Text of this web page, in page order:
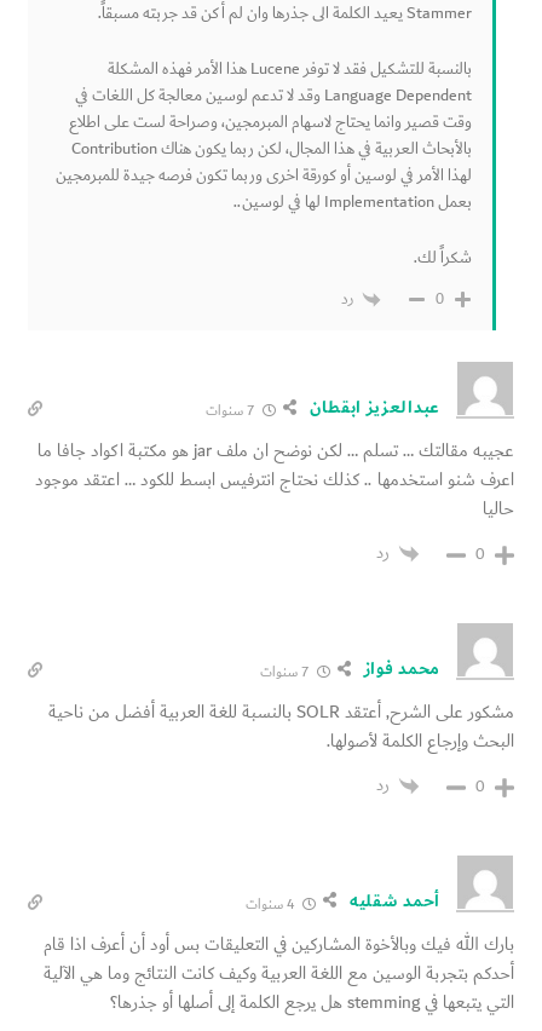
Stammer يعيد الكلمة الى جذرها وان لم أكن قد جربته مسبقاً.
بالنسبة للتشكيل فقد لا توفر Lucene هذا الأمر فهذه المشكلة
Language Dependent وقد لا تدعم لوسين معالجة كل اللغات في
وقت قصير وانما يحتاج لاسهام المبرمجين، وصراحة لست على اطلاع
بالأبحاث العربية في هذا المجال، لكن ربما يكون هناك Contribution
لهذا الأمر في لوسين أو كورقة اخرى وربما تكون فرصه جيدة للمبرمجين
بعمل Implementation لها في لوسين..
شكراً لك.
0 رد
عبدالعزيز ابقطان 7 سنوات
عجيبه مقالتك … تسلم … لكن نوضح ان ملف jar هو مكتبة اكواد جافا ما
اعرف شنو استخدمها .. كذلك نحتاج انترفيس ابسط للكود … اعتقد موجود
حاليا
0 رد
محمد فواز 7 سنوات
مشكور على الشرح, أعتقد SOLR بالنسبة للغة العربية أفضل من ناحية
البحث وإرجاع الكلمة لأصولها.
0 رد
أحمد شقليه
بارك الله فيك وبالأخوة المشاركين في التعليقات بس أود أن أعرف اذا قام
أحدكم بتجربة الوسين مع اللغة العربية وكيف كانت النتائج وما هي الآلية
التي يتبعها في stemming هل يرجع الكلمة إلى أصلها أو جذرها؟